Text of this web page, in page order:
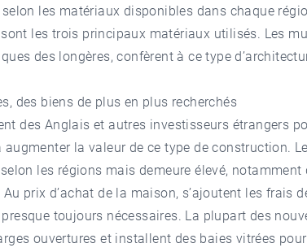
selon les matériaux disponibles dans chaque
les trois principaux matériaux utilisés. Les
des longères, confèrent à ce type
des biens de plus en plus recherchés
des Anglais et autres investisseurs étrangers
augmenter la valeur de ce type de construction.
les régions mais demeure élevé, notamment
prix d’achat de la maison, s’ajoutent les frais
toujours nécessaires. La plupart des
ouvertures et installent des baies vitrées